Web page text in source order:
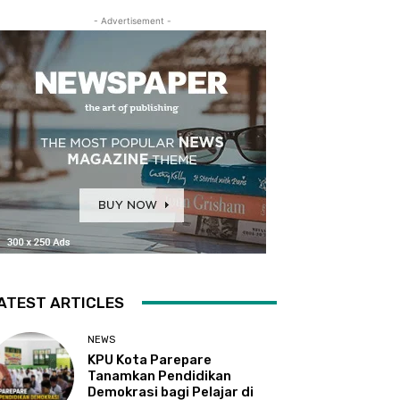
- Advertisement -
ARTICLES
NEWS
KPU Kota Parepare
Tanamkan Pendidikan
Demokrasi bagi Pelajar di